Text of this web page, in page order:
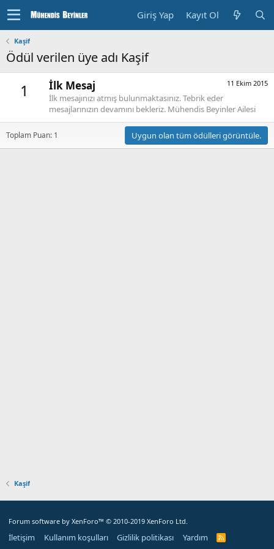
Giriş Yap Kayıt Ol
Kaşif
Ödül verilen üye adı Kaşif
1 11 Ekim 2015
İlk Mesaj
İlk mesajınızı atmış bulunmaktasınız. Tebrik eder
mesajlarınızın devamını bekleriz. Mühendis Beyinler Ailesi
Toplam Puan: 1 Uygun olan tüm ödülleri görüntüle.
Kaşif
Forum software by XenForo™ © 2010-2019 XenForo Ltd.
İletişim Kullanım koşulları Gizlilik politikası Yardım
R